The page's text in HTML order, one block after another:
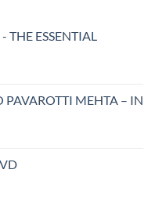
ESSENTIAL
MEHTA – IN